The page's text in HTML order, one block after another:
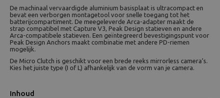
De machinaal vervaardigde aluminium basisplaat is ultracompact en
bevat een verborgen montagetool voor snelle toegang tot het
batterijcompartiment. De meegeleverde Arca-adapter maakt de
strap compatibel met Capture V3, Peak Design statieven en andere
Arca-compatibele statieven. Een geïntegreerd bevestigingspunt voor
Peak Design Anchors maakt combinatie met andere PD-riemen
mogelijk.
De Micro Clutch is geschikt voor een brede reeks mirrorless camera’s.
Kies het juiste type (I of L) afhankelijk van de vorm van je camera.
Inhoud